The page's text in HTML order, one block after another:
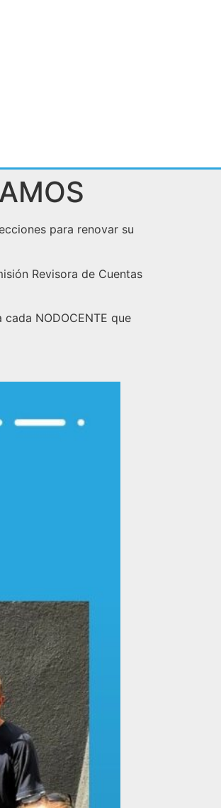
para renovar su
Revisora de Cuentas
NODOCENTE que